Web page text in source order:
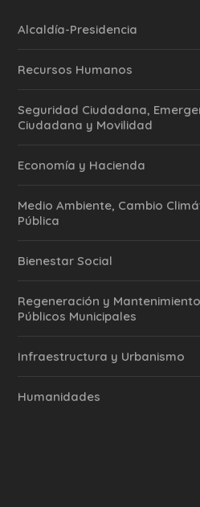
Alcaldía-Presidencia
Recursos Humanos
Seguridad Ciudadana,
Ciudadana y Movilidad
Economía y Hacienda
Medio Ambiente, Cambio
Pública
Bienestar Social
Regeneración y
Públicos Municipales
Infraestructura y Urbanismo
Humanidades